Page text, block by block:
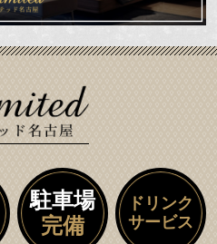
駐車場
完備
ドリンク
サービス